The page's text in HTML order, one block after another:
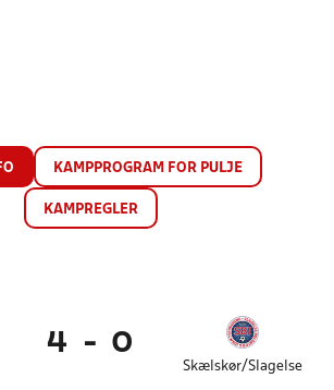
KAMPPROGRAM FOR PULJE
KAMPREGLER
4 - 0
Skælskør/Slagelse